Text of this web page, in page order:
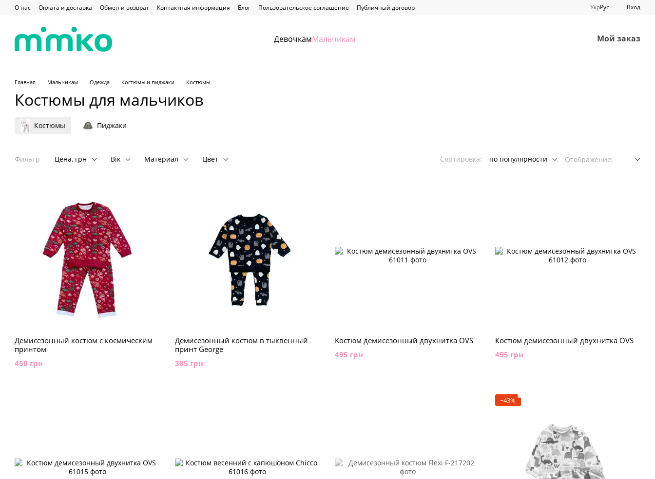
Перейти к основному контенту
О нас Оплата и доставка Обмен и возврат Контактная информация Блог Пользовательское соглашение Публичный договор УкрРус Вход
ДевочкамМальчикам Мой заказ
Главная Мальчикам Одежда Костюмы и пиджаки Костюмы
Костюмы для мальчиков
Костюмы Пиджаки
Фильтр Цена, грн Вік Материал Цвет Сортировка: по популярности Отображение:
Демисезонный костюм с космическим
принтом
450 грн
Демисезонный костюм в тыквенный
принт George
385 грн
Костюм демисезонный двухнитка OVS
495 грн
Костюм демисезонный двухнитка OVS
495 грн
−43%